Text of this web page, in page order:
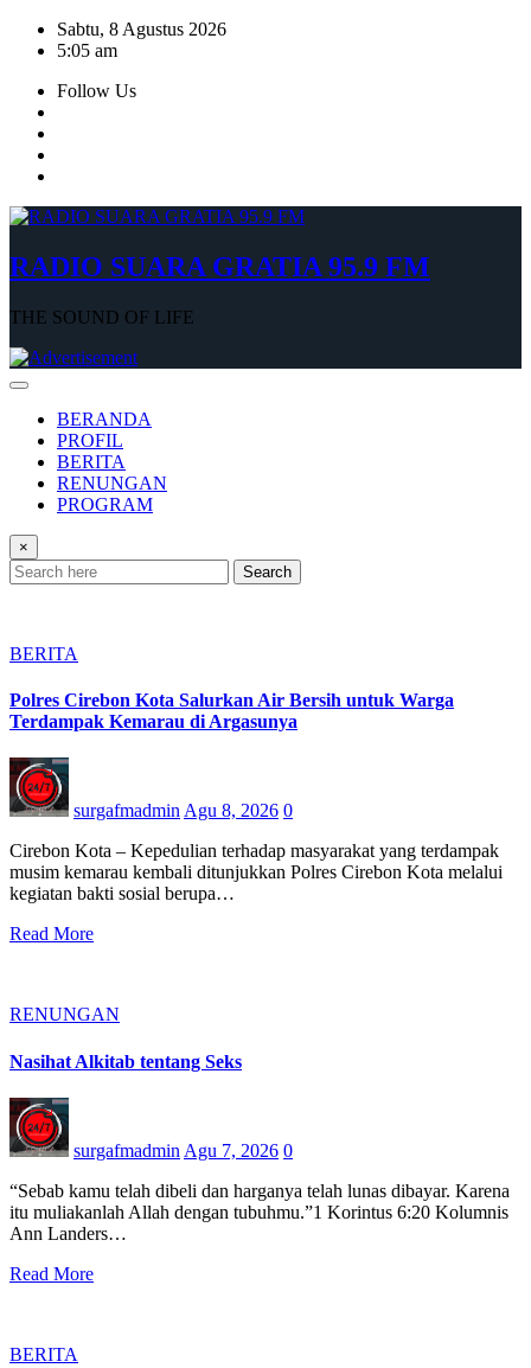
Skip
Sabtu, 8 Agustus 2026
5:05 am
Follow Us
RADIO SUARA GRATIA 95.9 FM
THE SOUND OF LIFE
BERANDA
PROFIL
BERITA
RENUNGAN
PROGRAM
×
Search
BERITA
Polres Cirebon Kota Salurkan Air Bersih untuk Warga
Terdampak Kemarau di Argasunya
surgafmadmin Agu 8, 2026 0
Cirebon Kota – Kepedulian terhadap masyarakat yang terdampak
musim kemarau kembali ditunjukkan Polres Cirebon Kota melalui
kegiatan bakti sosial berupa…
Read More
RENUNGAN
Nasihat Alkitab tentang Seks
surgafmadmin Agu 7, 2026 0
“Sebab kamu telah dibeli dan harganya telah lunas dibayar. Karena
itu muliakanlah Allah dengan tubuhmu.”1 Korintus 6:20 Kolumnis
Ann Landers…
Read More
BERITA